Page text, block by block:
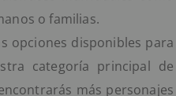
o familias.
opciones disponibles para
categoría principal de
más personajes